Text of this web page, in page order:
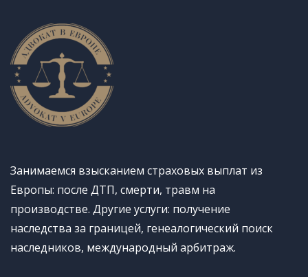
Занимаемся взысканием страховых выплат из
Европы: после ДТП, смерти, травм на
производстве. Другие услуги: получение
наследства за границей, генеалогический поиск
наследников, международный арбитраж.